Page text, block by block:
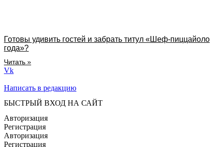
Готовы удивить гостей и забрать титул «Шеф-пиццайоло
года»?
Читать »
Vk
Написать в редакцию
БЫСТРЫЙ ВХОД НА САЙТ
Авторизация
Регистрация
Авторизация
Регистрация